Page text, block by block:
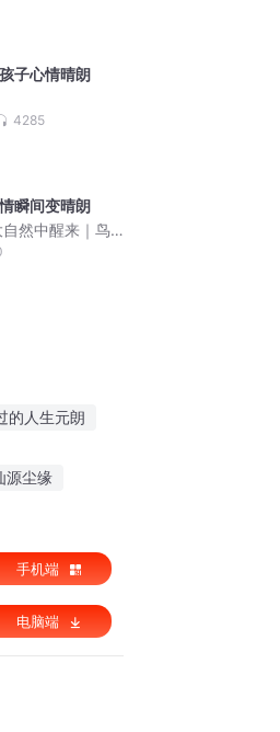
子心情晴朗
4285
瞬间变晴朗
然中醒来｜鸟鸣
的人生元朗
源尘缘
手机端
电脑端